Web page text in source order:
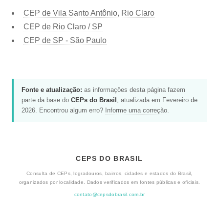
CEP de Vila Santo Antônio, Rio Claro
CEP de Rio Claro / SP
CEP de SP - São Paulo
Fonte e atualização: as informações desta página fazem
parte da base do CEPs do Brasil , atualizada em Fevereiro de
2026. Encontrou algum erro? Informe uma correção.
CEPS DO BRASIL
Consulta de CEPs, logradouros, bairros, cidades e estados do Brasil,
organizados por localidade. Dados verificados em fontes públicas e oficiais.
contato@cepsdobrasil.com.br